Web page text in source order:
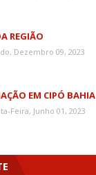
REGIÃO
Dezembro 09, 2023
EM CIPÓ BAHIA
Feira, Junho 01, 2023